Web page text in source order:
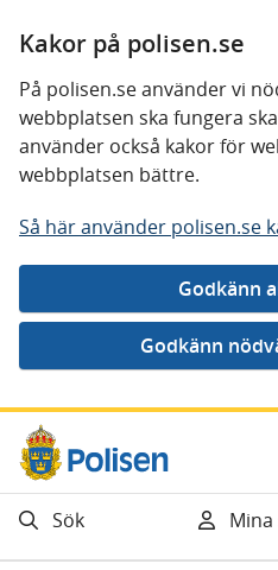
Kakor på polisen.se
På polisen.se använder vi
webbplatsen ska fungera
använder också kakor för
webbplatsen bättre.
Så här använder polisen.se
Gå direkt till innehåll
Sök